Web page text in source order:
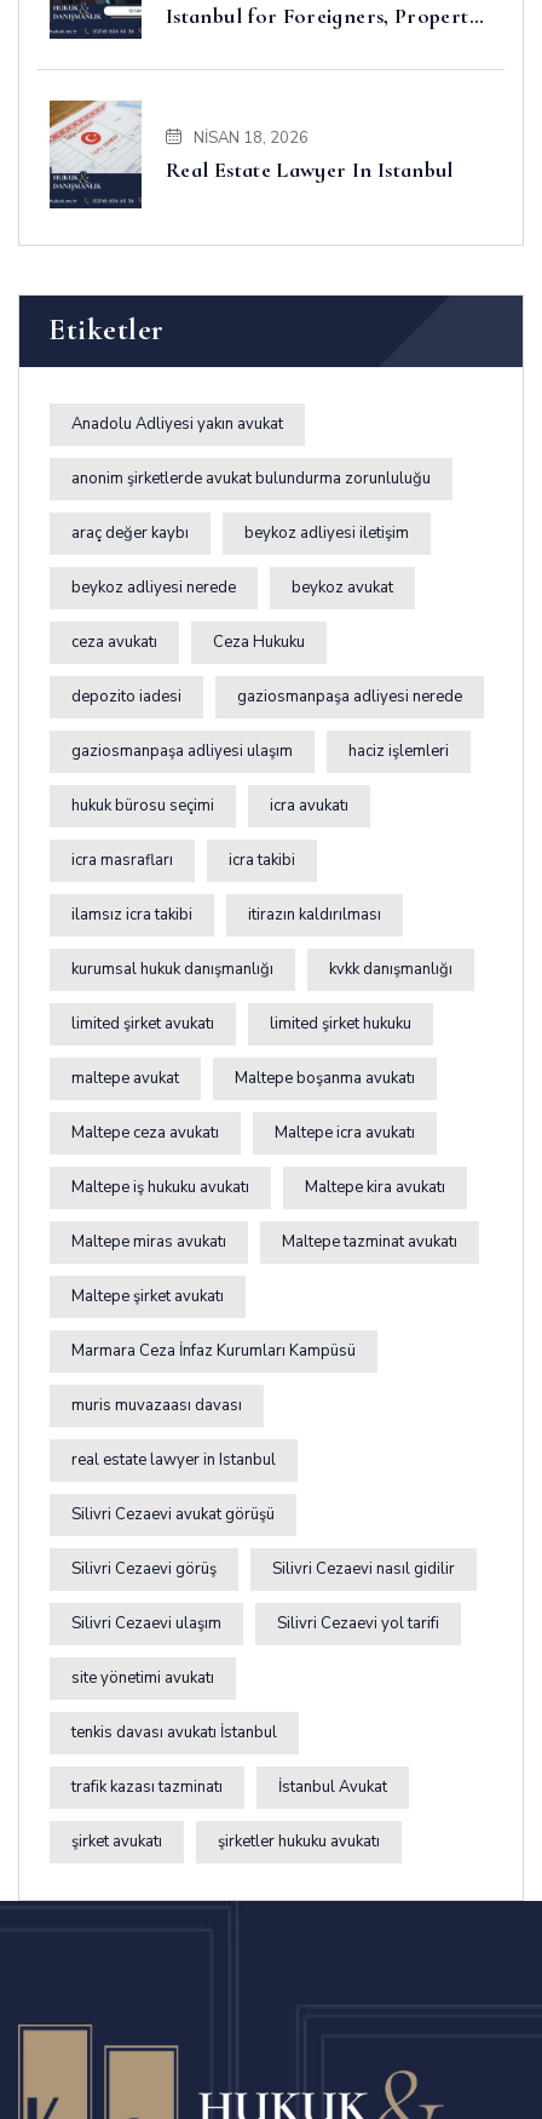
Istanbul for Foreigners, Property,
NISAN 18, 2026
Real Estate Lawyer In Istanbul
Etiketler
Anadolu Adliyesi yakın avukat
anonim şirketlerde avukat bulundurma zorunluluğu
araç değer kaybı beykoz adliyesi iletişim
beykoz adliyesi nerede beykoz avukat
ceza avukatı Ceza Hukuku
depozito iadesi gaziosmanpaşa adliyesi nerede
gaziosmanpaşa adliyesi ulaşım haciz işlemleri
hukuk bürosu seçimi icra avukatı
icra masrafları icra takibi
ilamsız icra takibi itirazın kaldırılması
kurumsal hukuk danışmanlığı kvkk danışmanlığı
limited şirket avukatı limited şirket hukuku
maltepe avukat Maltepe boşanma avukatı
Maltepe ceza avukatı Maltepe icra avukatı
Maltepe iş hukuku avukatı Maltepe kira avukatı
Maltepe miras avukatı Maltepe tazminat avukatı
Maltepe şirket avukatı
Marmara Ceza İnfaz Kurumları Kampüsü
muris muvazaası davası
real estate lawyer in Istanbul
Silivri Cezaevi avukat görüşü
Silivri Cezaevi görüş Silivri Cezaevi nasıl gidilir
Silivri Cezaevi ulaşım Silivri Cezaevi yol tarifi
site yönetimi avukatı
tenkis davası avukatı İstanbul
trafik kazası tazminatı İstanbul Avukat
şirket avukatı şirketler hukuku avukatı